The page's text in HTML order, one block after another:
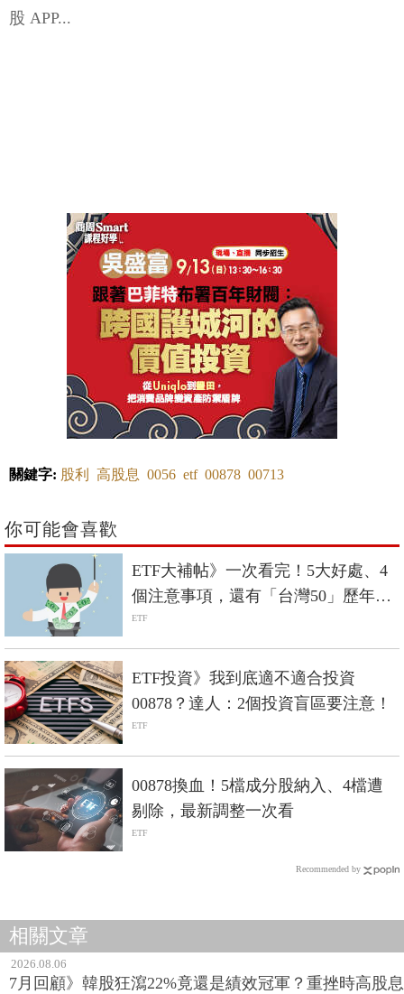
股 APP...
關鍵字: 股利 高股息 0056 etf 00878 00713
你可能會喜歡
ETF大補帖》一次看完！5大好處、4
個注意事項，還有「台灣50」歷年配
息總整理
ETF
ETF投資》我到底適不適合投資
00878？達人：2個投資盲區要注意！
ETF
00878換血！5檔成分股納入、4檔遭
剔除，最新調整一次看
ETF
Recommended by
相關文章
2026.08.06
7月回顧》韓股狂瀉22%竟還是績效冠軍？重挫時高股息